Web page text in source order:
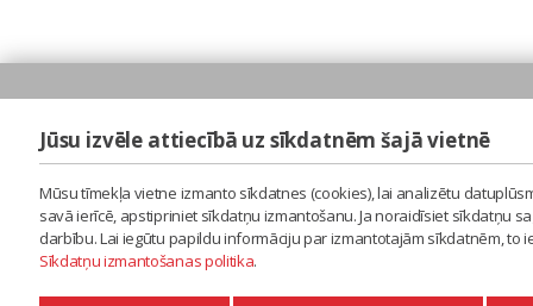
Jūsu izvēle attiecībā uz sīkdatnēm šajā vietnē
Mūsu tīmekļa vietne izmanto sīkdatnes (cookies), lai analizētu
savā ierīcē, apstipriniet sīkdatņu izmantošanu. Ja noraidīsiet sīkdatņu
darbību. Lai iegūtu papildu informāciju par izmantotajām sīkdatnēm,
Sīkdatņu izmantošanas politika.